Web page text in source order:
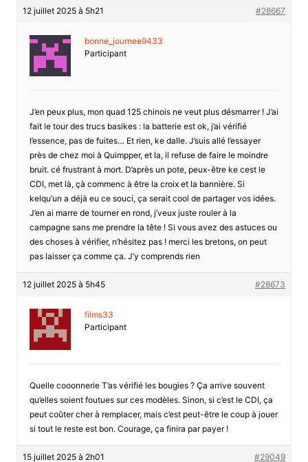
12 juillet 2025 à 5h21 #28667
bonne_journee9433
Participant
J’en peux plus, mon quad 125 chinois ne veut plus désmarrer ! J’ai
fait le tour des trucs basikes : la batterie est ok, j’ai vérifié
l’essence, pas de fuites… Et rien, ke dalle. J’suis allé l’essayer
près de chez moi à Quimpper, et la, il refuse de faire le moindre
bruit. cé frustrant à mort. D’après un pote, peux-être ke cest le
CDI, met là, çà commenc à être la croix et la bannière. Si
kelqu’un a déjà eu ce souci, ça serait cool de partager vos idées.
J’en ai marre de tourner en rond, j’veux juste rouler à la
campagne sans me prendre la tête ! Si vous avez des astuces ou
des choses à vérifier, n’hésitez pas ! merci les bretons, on peut
pas laisser ça comme ça. J’y comprends rien
12 juillet 2025 à 5h45 #28673
films33
Participant
Quelle cooonnerie T’as vérifié les bougies ? Ça arrive souvent
qu’elles soient foutues sur ces modèles. Sinon, si c’est le CDI, ça
peut coûter cher à remplacer, mais c’est peut-être le coup à jouer
si tout le reste est bon. Courage, ça finira par payer !
15 juillet 2025 à 2h01 #29049